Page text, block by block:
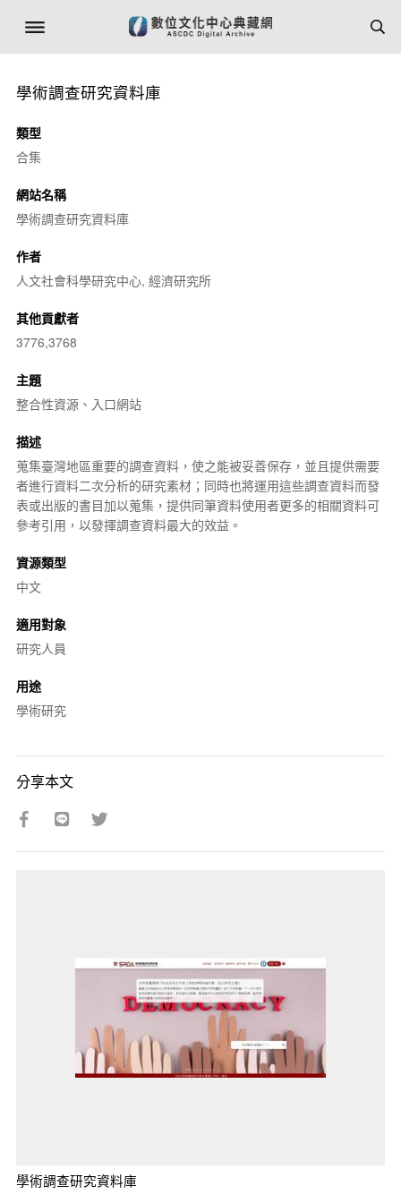
學術調查研究資料庫
類型
合集
網站名稱
學術調查研究資料庫
作者
人文社會科學研究中心, 經濟研究所
其他貢獻者
3776,3768
主題
整合性資源、入口網站
描述
蒐集臺灣地區重要的調查資料，使之能被妥善保存，並且提供需要
者進行資料二次分析的研究素材；同時也將運用這些調查資料而發
表或出版的書目加以蒐集，提供同筆資料使用者更多的相關資料可
參考引用，以發揮調查資料最大的效益。
資源類型
中文
適用對象
研究人員
用途
學術研究
分享本文
學術調查研究資料庫